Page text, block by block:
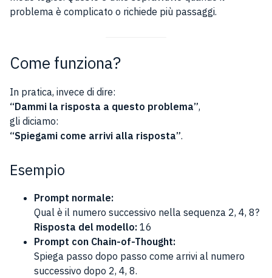
problema è complicato o richiede più passaggi.
Come funziona?
In pratica, invece di dire:
“Dammi la risposta a questo problema”,
gli diciamo:
“Spiegami come arrivi alla risposta”.
Esempio
Prompt normale:
Qual è il numero successivo nella sequenza 2, 4, 8?
Risposta del modello: 16
Prompt con Chain-of-Thought:
Spiega passo dopo passo come arrivi al numero
successivo dopo 2, 4, 8.